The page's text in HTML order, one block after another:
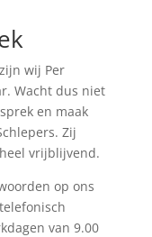
wij Per
Wacht dus niet
en maak
Zij
vrijblijvend.
op ons
van 9.00